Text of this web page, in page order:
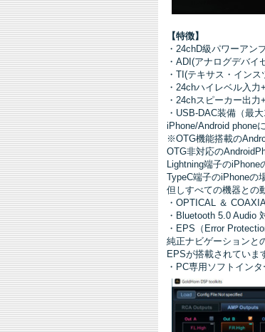
【特徴】
・24chD級パワーアン
・ADI(アナログデバ
・TI(テキサス・イン
・24chハイレベル入
・24chスピーカー出
・USB-DAC装備（最大
iPhone/Android phone
※OTG機能搭載の
OTG非対応の
Lightning端子のiPhone
TypeC端子のiPhoneの
但しすべての機器との
・OPTICAL ＆
・Bluetooth 5.0 Audio
・EPS（Error
純正ナビゲーションと
EPSが搭載されていま
・PC専用ソフトイン